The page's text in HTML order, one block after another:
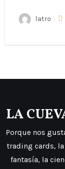
latro
LA
Porque nos
trading cards,
fantasía, la